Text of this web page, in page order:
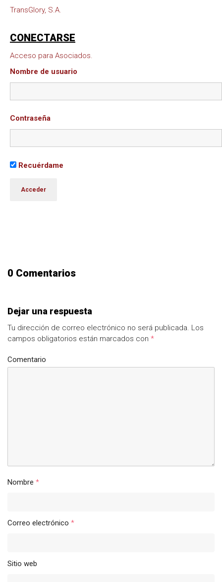
TransGlory, S.A.
CONECTARSE
Acceso para Asociados.
Nombre de usuario
Contraseña
Recuérdame
0 Comentarios
Dejar una respuesta
Tu dirección de correo electrónico no será publicada. Los
campos obligatorios están marcados con *
Comentario
Nombre *
Correo electrónico *
Sitio web